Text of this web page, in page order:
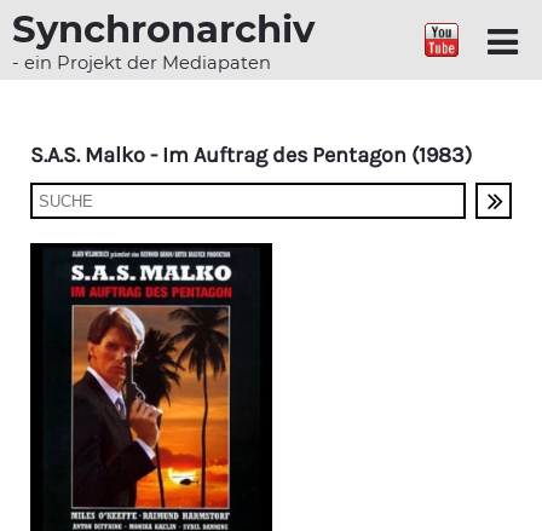
Synchronarchiv
- ein Projekt der Mediapaten
S.A.S. Malko - Im Auftrag des Pentagon (1983)